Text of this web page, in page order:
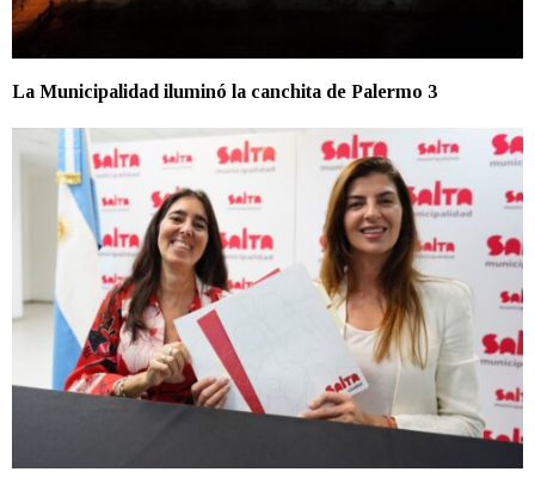
La Municipalidad iluminó la canchita de Palermo 3